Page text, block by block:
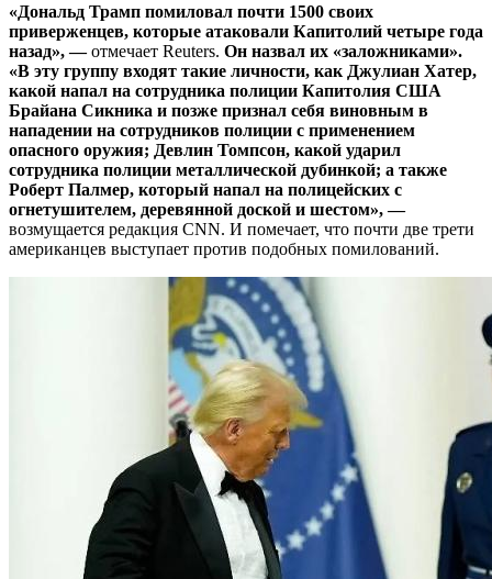
«Дональд Трамп помиловал почти 1500 своих
приверженцев, которые атаковали Капитолий четыре года
назад», —отмечает Reuters. Он назвал их «заложниками».
«В эту группу входят такие личности, как Джулиан Хатер,
какой напал на сотрудника полиции Капитолия США
Брайана Сикника и позже признал себя виновным в
нападении на сотрудников полиции с применением
опасного оружия; Девлин Томпсон, какой ударил
сотрудника полиции металлической дубинкой; а также
Роберт Палмер, который напал на полицейских с
огнетушителем, деревянной доской и шестом», —
возмущается редакция CNN. И помечает, что почти две трети
американцев выступает против подобных помилований.